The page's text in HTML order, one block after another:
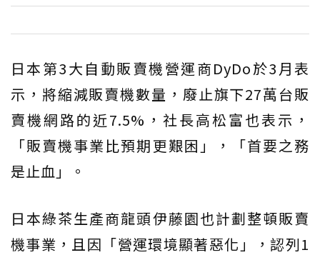
日本第3大自動販賣機營運商DyDo於3月表
示，將縮減販賣機數量，廢止旗下27萬台販
賣機網路的近7.5%，社長高松富也表示，
「販賣機事業比預期更艱困」，「首要之務
是止血」。
日本綠茶生產商龍頭伊藤園也計劃整頓販賣
機事業，且因「營運環境顯著惡化」，認列1